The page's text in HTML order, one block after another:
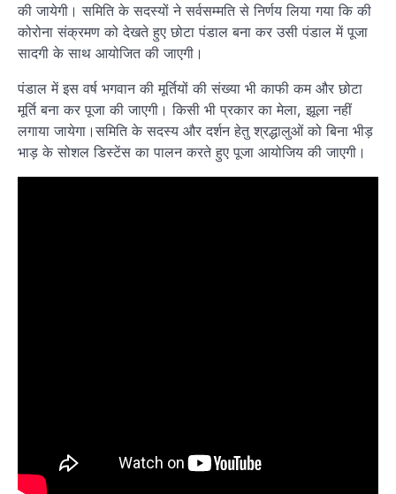
की जायेगी। समिति के सदस्यों ने सर्वसम्मति से निर्णय लिया गया कि की
कोरोना संक्रमण को देखते हुए छोटा पंडाल बना कर उसी पंडाल में पूजा
सादगी के साथ आयोजित की जाएगी।
पंडाल में इस वर्ष भगवान की मूर्तियों की संख्या भी काफी कम और छोटा
मूर्ति बना कर पूजा की जाएगी। किसी भी प्रकार का मेला, झूला नहीं
लगाया जायेगा।समिति के सदस्य और दर्शन हेतु श्रद्धालुओं को बिना भीड़
भाड़ के सोशल डिस्टेंस का पालन करते हुए पूजा आयोजिय की जाएगी।